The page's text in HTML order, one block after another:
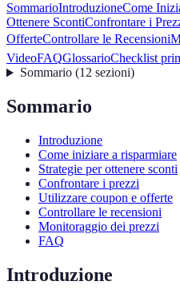
SommarioIntroduzioneCome
Ottenere ScontiConfrontare i
OfferteControllare le Recensioni
VideoFAQGlossarioChecklist
Sommario(12 sezioni)
Sommario
Introduzione
Come iniziare a risparmiare
Strategie per ottenere sconti
Confrontare i prezzi
Utilizzare coupon e offerte
Controllare le recensioni
Monitoraggio dei prezzi
FAQ
Introduzione